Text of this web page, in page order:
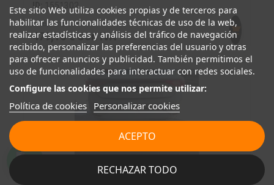
ID:
1551302
396,00 € Sin IVA
479,16 € Con IVA
Este sitio Web utiliza cookies propias y de terceros para
habilitar las funcionalidades técnicas de uso de la web,
realizar estadísticas y análisis del tráfico de navegación
recibido, personalizar las preferencias del usuario y otras
para ofrecer anuncios y publicidad. También permitimos el
uso de funcionalidades para interactuar con redes sociales.
Configure las cookies que nos permite utilizar:
Política de cookies Personalizar cookies
RECHAZAR TODO
ACEPTO